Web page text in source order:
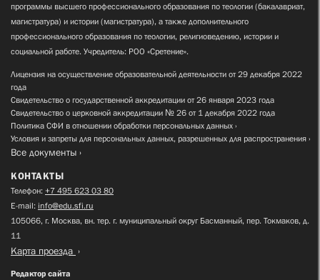
программы высшего профессионального образования по теологии (бакалавриат,
магистратура) и истории (магистратура), а также дополнительного
профессионального образования по теологии, религиоведению, истории и
социальной работе. Учредитель: РОО «Сретение».
Лицензия на осуществление образовательной деятельности от 29 декабря 2022
года
Свидетельство о государственной аккредитации от 26 января 2023 года
Свидетельство о церковной аккредитации № 26 от 1 декабря 2022 года
Политика СФИ в отношении обработки персональных данных
Условия и запреты для персональных данных, разрешенных для распространения
Все документы
КОНТАКТЫ
Телефон: +7 495 623 03 80
E-mail: info@edu.sfi.ru
105066, г. Москва, вн. тер. г. муниципальный округ Басманный, пер. Токмаков, д.
11
Карта проезда
Редактор сайта